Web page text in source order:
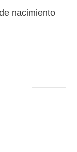
nacimiento